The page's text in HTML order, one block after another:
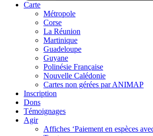
Carte
Métropole
Corse
La Réunion
Martinique
Guadeloupe
Guyane
Polinésie Française
Nouvelle Calédonie
Cartes non gérées par ANIMAP
Inscription
Dons
Témoignages
Agir
Affiches ‘Paiement en espèces